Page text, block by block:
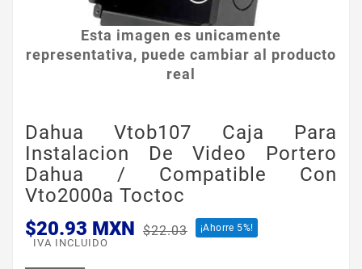
Esta imagen es unicamente
representativa, puede cambiar al producto
real
Dahua Vtob107 Caja Para
Instalacion De Video Portero
Dahua / Compatible Con
Vto2000a Toctoc
$20.93 MXN $22.03 ¡Ahorre 5%!
IVA INCLUIDO